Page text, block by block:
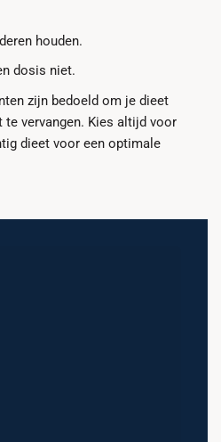
houden.
dosis niet.
zijn bedoeld om je dieet
te vervangen. Kies altijd voor
dieet voor een optimale